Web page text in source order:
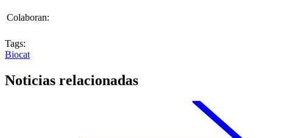
Colaboran:
Tags:
Biocat
Noticias relacionadas